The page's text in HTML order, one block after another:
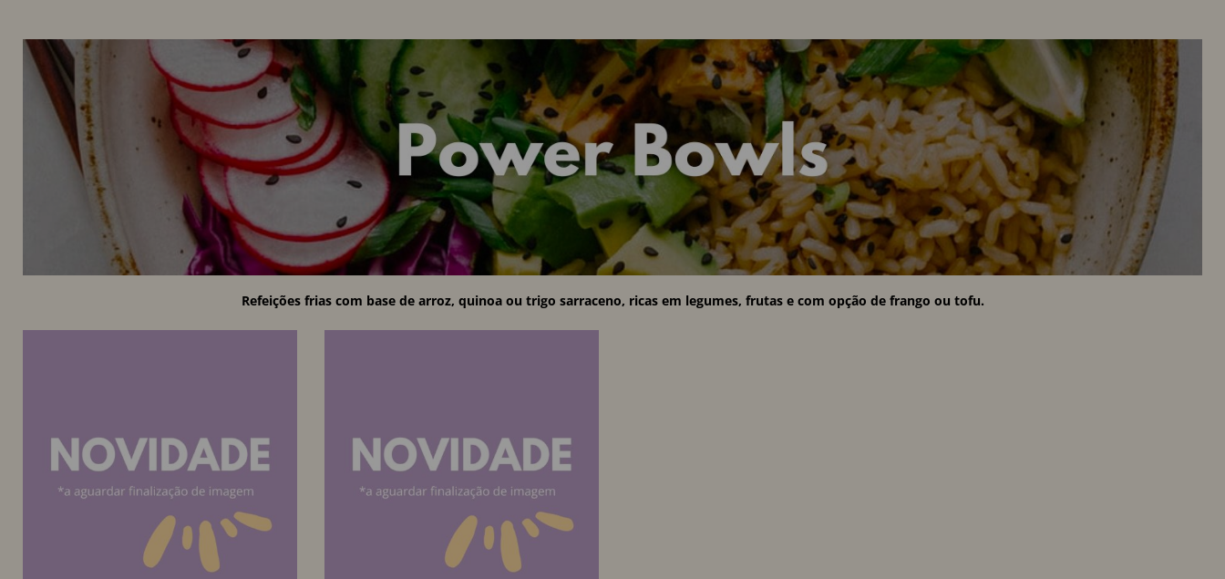
Refeições frias com base de arroz, quinoa ou trigo sarraceno, ricas em legumes, frutas e com opção de frango ou tofu.